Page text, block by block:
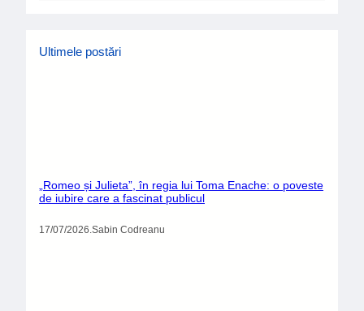
Ultimele postări
„Romeo și Julieta”, în regia lui Toma Enache: o poveste
de iubire care a fascinat publicul
17/07/2026.Sabin Codreanu